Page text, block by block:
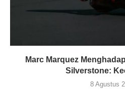
Marc Marquez
Silverstone:
8 Agustus